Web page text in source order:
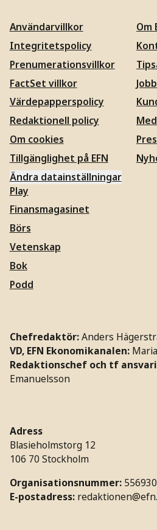
Användarvillkor
Integritetspolicy
Prenumerationsvillkor
FactSet villkor
Värdepapperspolicy
Redaktionell policy
Om cookies
Tillgänglighet på EFN
Ändra datainställningar
Om
Play
Finansmagasinet
Börs
Vetenskap
Bok
Podd
Chefredaktör:Anders
VD, EFN Ekonomikanalen:
Redaktionschef och tf
Emanuelsson
Adress
Blasieholmstorg 12
106 70 Stockholm
Organisationsnummer:
E-postadress: